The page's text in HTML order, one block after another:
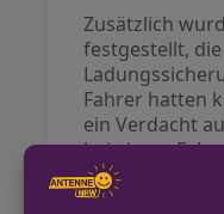
Zusätzlich
festgestellt,
Fahrer hatten
ein Verdacht
bei einem
nicht